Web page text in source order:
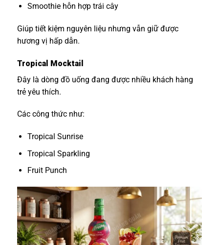
Smoothie hỗn hợp trái cây
Giúp tiết kiệm nguyên liệu nhưng vẫn giữ được
hương vị hấp dẫn.
Tropical Mocktail
Đây là dòng đồ uống đang được nhiều khách hàng
trẻ yêu thích.
Các công thức như:
Tropical Sunrise
Tropical Sparkling
Fruit Punch